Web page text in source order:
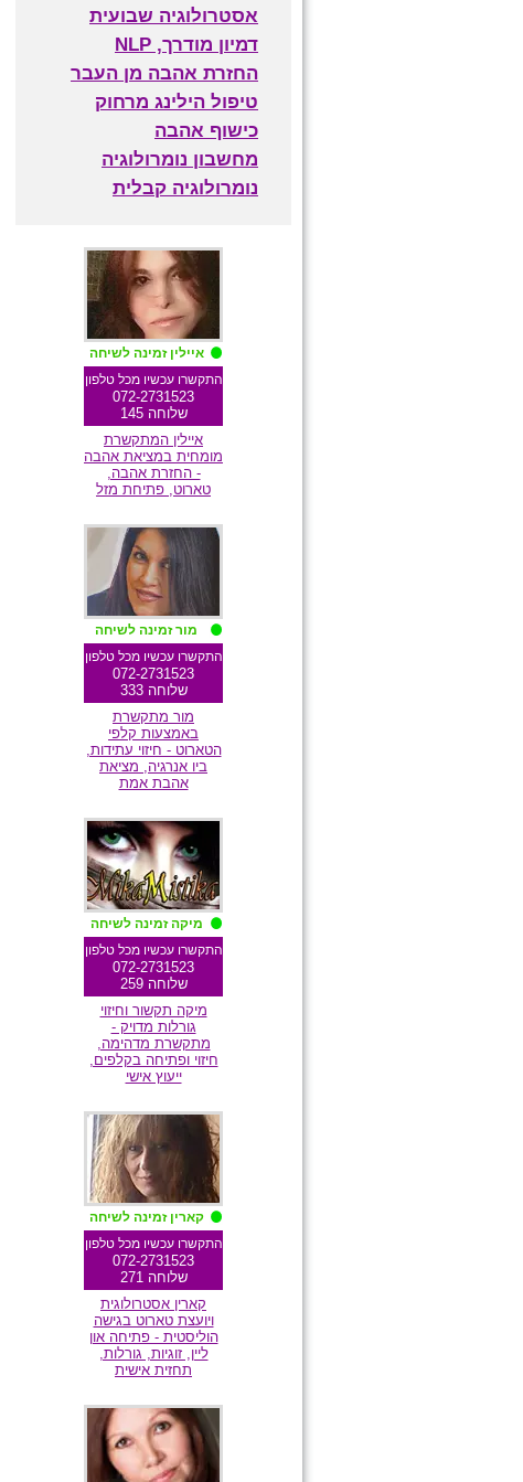
אסטרולוגיה שבועית
דמיון מודרך, NLP
החזרת אהבה מן העבר
טיפול הילינג מרחוק
כישוף אהבה
מחשבון נומרולוגיה
נומרולוגיה קבלית
מומלצת גולשים
איילין זמינה לשיחה
התקשרו עכשיו מכל טלפון
072-2731523
שלוחה 145
איילין המתקשרת
מומחית במציאת אהבה
- החזרת אהבה,
טארוט, פתיחת מזל
מומלצת גולשים
מור זמינה לשיחה
התקשרו עכשיו מכל טלפון
072-2731523
שלוחה 333
מור מתקשרת
באמצעות קלפי
הטארוט - חיזוי עתידות,
ביו אנרגיה, מציאת
אהבת אמת
מומלצת גולשים
מיקה זמינה לשיחה
התקשרו עכשיו מכל טלפון
072-2731523
שלוחה 259
מיקה תקשור וחיזוי
גורלות מדויק -
מתקשרת מדהימה,
חיזוי ופתיחה בקלפים,
ייעוץ אישי
מומלצת גולשים
קארין זמינה לשיחה
התקשרו עכשיו מכל טלפון
072-2731523
שלוחה 271
קארין אסטרולוגית
ויועצת טארוט בגישה
הוליסטית - פתיחה און
ליין, זוגיות, גורלות,
תחזית אישית
מומלצת גולשים